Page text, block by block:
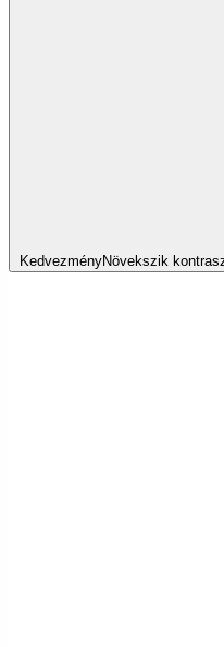
KedvezményNövekszik